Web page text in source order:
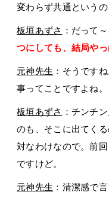
変わらず共通という
板垣あずさ ：だって～
つにしても、結局や
元神先生 ：そうです
事ってことですよね。
板垣あずさ ：チンチ
のも、そこに出てく
対なわけなので。前
ですけど。
元神先生 ：清潔感で言